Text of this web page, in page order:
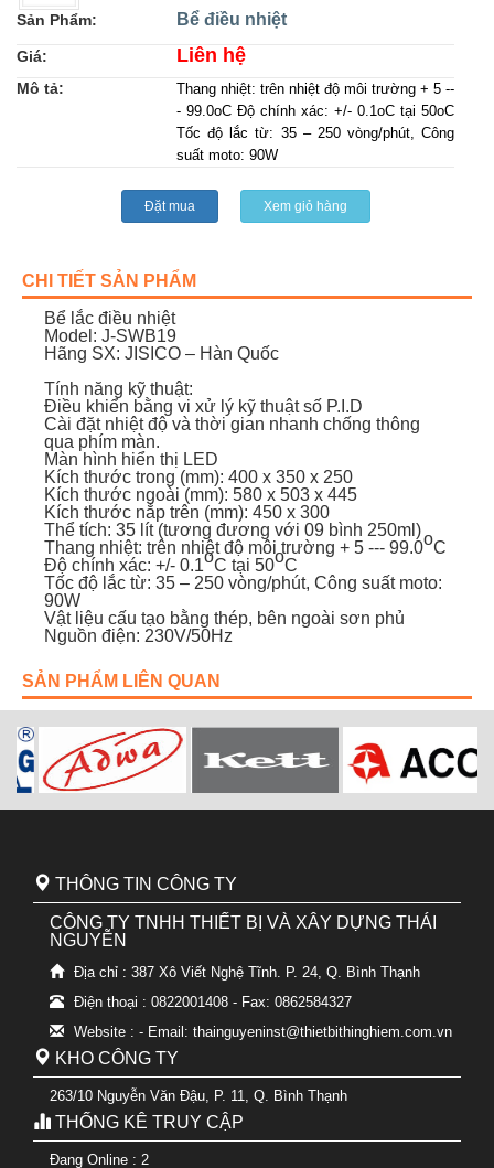
Sản Phẩm: Bể điều nhiệt
Giá: Liên hệ
Mô tả:
Thang nhiệt: trên nhiệt độ môi trường + 5 --
- 99.0oC Độ chính xác: +/- 0.1oC tại 50oC
Tốc độ lắc từ: 35 – 250 vòng/phút, Công
suất moto: 90W
Đặt mua Xem giỏ hàng
CHI TIẾT SẢN PHẨM
Bể lắc điều nhiệt
Model: J-SWB19
Hãng SX: JISICO – Hàn Quốc
Tính năng kỹ thuật:
Điều khiển bằng vi xử lý kỹ thuật số P.I.D
Cài đặt nhiệt độ và thời gian nhanh chống thông
qua phím màn.
Màn hình hiển thị LED
Kích thước trong (mm): 400 x 350 x 250
Kích thước ngoài (mm): 580 x 503 x 445
Kích thước nắp trên (mm): 450 x 300
Thể tích: 35 lít (tương đương với 09 bình 250ml)
Thang nhiệt: trên nhiệt độ môi trường + 5 --- 99.0oC
Độ chính xác: +/- 0.1oC tại 50oC
Tốc độ lắc từ: 35 – 250 vòng/phút, Công suất moto:
90W
Vật liệu cấu tạo bằng thép, bên ngoài sơn phủ
Nguồn điện: 230V/50Hz
SẢN PHẨM LIÊN QUAN
THÔNG TIN CÔNG TY
CÔNG TY TNHH THIẾT BỊ VÀ XÂY DỰNG THÁI
NGUYỄN
Địa chỉ : 387 Xô Viết Nghệ Tĩnh. P. 24, Q. Bình Thạnh
Điện thoại : 0822001408 - Fax: 0862584327
Website : - Email: thainguyeninst@thietbithinghiem.com.vn
KHO CÔNG TY
263/10 Nguyễn Văn Đậu, P. 11, Q. Bình Thạnh
THỐNG KÊ TRUY CẬP
Đang Online : 2